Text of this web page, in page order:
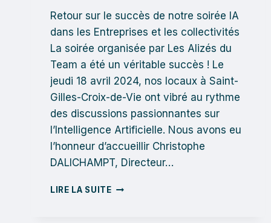
Retour sur le succès de notre soirée IA
dans les Entreprises et les collectivités
La soirée organisée par Les Alizés du
Team a été un véritable succès ! Le
jeudi 18 avril 2024, nos locaux à Saint-
Gilles-Croix-de-Vie ont vibré au rythme
des discussions passionnantes sur
l’Intelligence Artificielle. Nous avons eu
l’honneur d’accueillir Christophe
DALICHAMPT, Directeur…
LIRE LA SUITEINTELLIGENCE